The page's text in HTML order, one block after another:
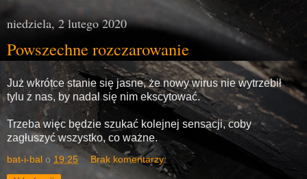
niedziela, 2 lutego 2020
Powszechne rozczarowanie
Już wkrótce stanie się jasne, że nowy wirus nie wytrzebił
tylu z nas, by nadal się nim ekscytować.
Trzeba więc będzie szukać kolejnej sensacji, coby
zagłuszyć wszystko, co ważne.
bat-i-bal o 19:25 Brak komentarzy: